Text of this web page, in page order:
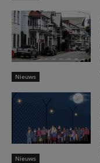
Nieuws
Nieuws